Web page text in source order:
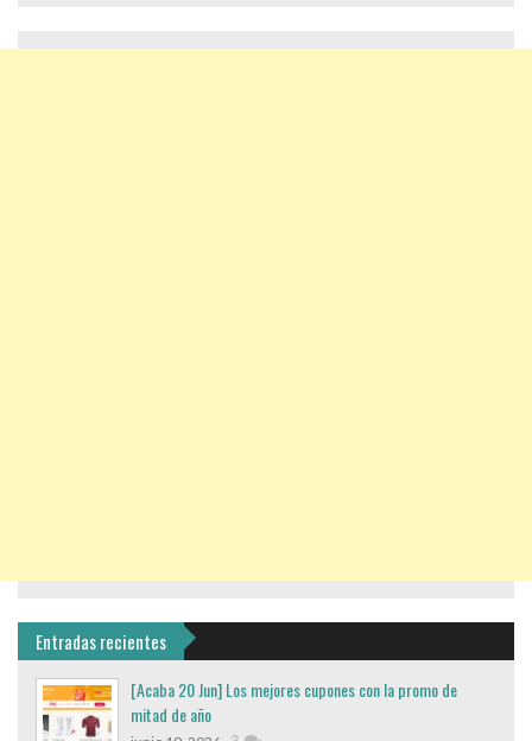
Entradas recientes
[Acaba 20 Jun] Los mejores cupones con la promo de
mitad de año